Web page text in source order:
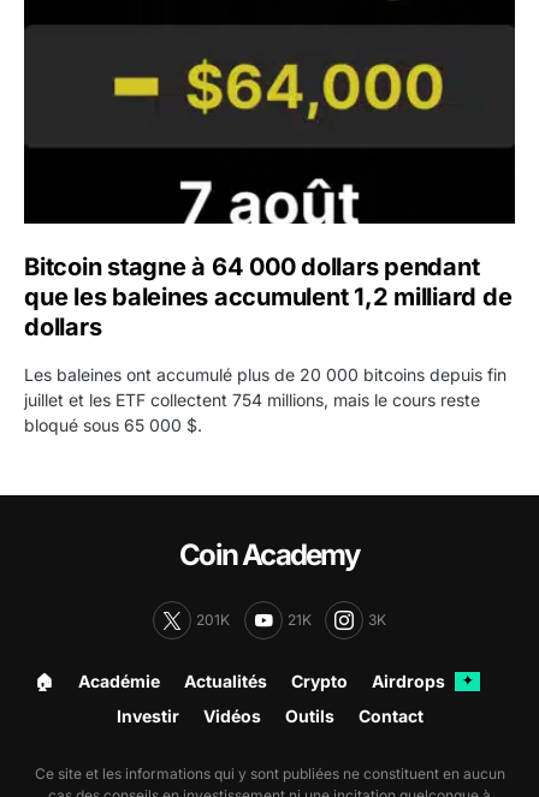
Bitcoin stagne à 64 000 dollars pendant
que les baleines accumulent 1,2 milliard de
dollars
Les baleines ont accumulé plus de 20 000 bitcoins depuis fin
juillet et les ETF collectent 754 millions, mais le cours reste
bloqué sous 65 000 $.
Coin Academy
201K 21K 3K
🏠︎ Académie Actualités Crypto Airdrops ✦
Investir Vidéos Outils Contact
Ce site et les informations qui y sont publiées ne constituent en aucun